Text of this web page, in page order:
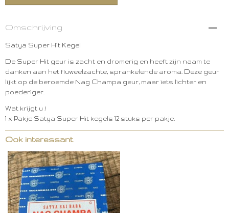
Omschrijving
Satya Super Hit Kegel
De Super Hit geur is zacht en dromerig en heeft zijn naam te
danken aan het fluweelzachte, sprankelende aroma. Deze geur
lijkt op de beroemde Nag Champa geur, maar iets lichter en
poederiger.
Wat krijgt u !
1 x Pakje Satya Super Hit kegels 12 stuks per pakje.
Ook interessant